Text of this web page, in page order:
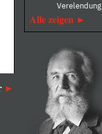
Verelendung
Alle zeigen